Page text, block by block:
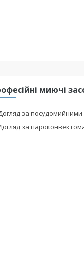
миючі
за
за